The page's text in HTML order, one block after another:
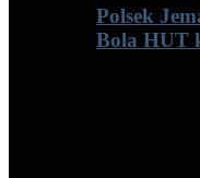
Polsek
Bola HUT